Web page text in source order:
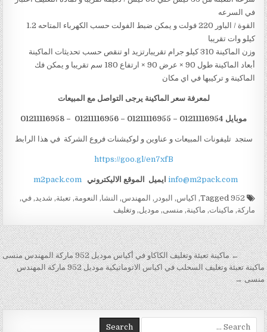
في السرعه
القوة / الباور 220 فولت و يمكن ضبط الفولت حسب الكهرباء المتاحه 1.2
كيلو وات تقريبا
وزن الماكينة 310 كيلو جرام تقريبارتزيد او تنقص حسب تحديثات الماكينة
أبعاد الماكينة طول 90 × عرض 90 × ارتفاع 180 سم تقريبا و يمكن فك
الماكينة و تركيبها في اي مكان
لمعرفة سعر الماكينة يرجى التواصل مع المبيعات
موبايل 01211116954 – 01211116955 – 01211116956 – 01211116958
ستجد تليفونات المبيعات و عناوين و لوكيشنات فروع الشركة في هذا الرابط
https://goo.gl/en7xfB
info@m2pack.com ايميل الموقع الاليكتروني m2pack.com
952
, اكياس, البودر , المهندس, النشا, النعومة,تعبئة, شديد,في,
ماركة, ماكينات, ماكينة, منسى, موديل,وتغليف
تصفّح المقالات
← ماكينة تعبئة وتغليف الكاكاو في أكياس موديل 952 ماركة المهندس منسى
ماكينة تعبئة وتغليف السحلب في اكياس الاتوماتيكية موديل 952 ماركة المهندس
منسى →
Search for: